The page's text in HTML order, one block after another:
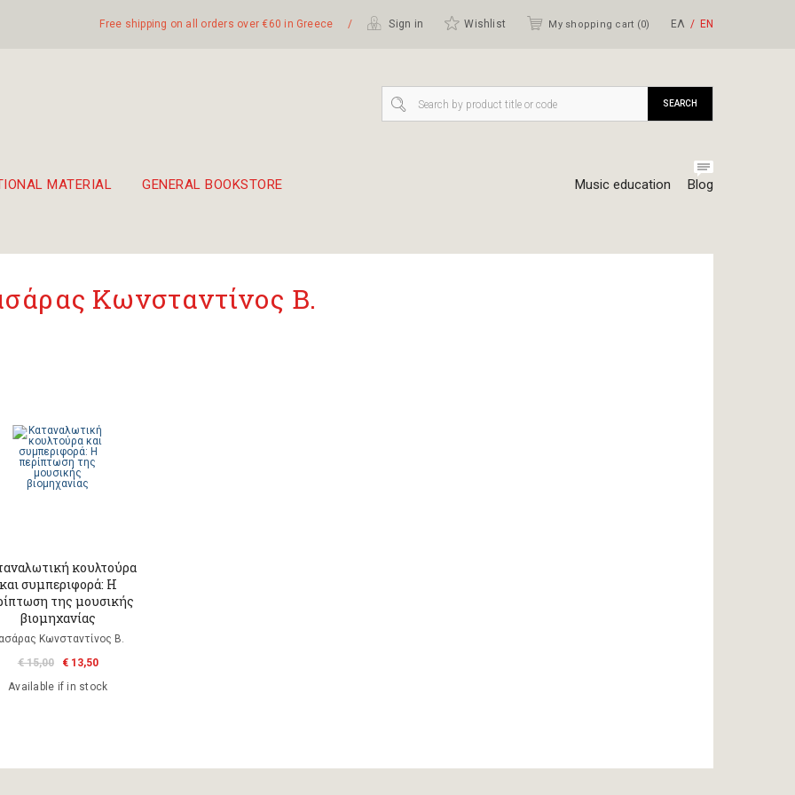
Free shipping on all orders over €60 in Greece / Sign in Wishlist My shopping cart (0) ΕΛ ΕΝ
MATERIAL GENERAL BOOKSTORE Music education Blog
SEARCH
Κωνσταντίνος Β.
κουλτούρα
και συμπεριφορά: Η
της μουσικής
βιομηχανίας
Κωνσταντίνος Β.
€ 15,00
€ 13,50
Available if in stock